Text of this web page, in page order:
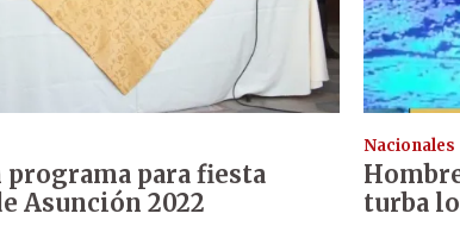
programa para fiesta
Asunción 2022
Nacionales
turba